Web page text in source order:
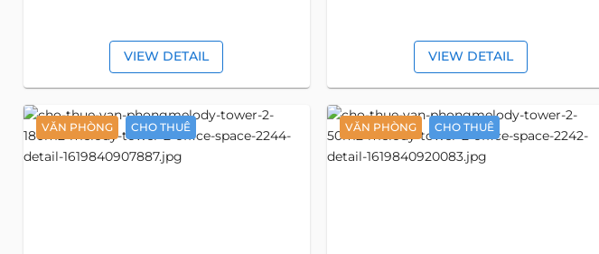
VIEW DETAIL VIEW DETAIL
VĂN PHÒNG CHO THUÊ VĂN PHÒNG CHO THUÊ